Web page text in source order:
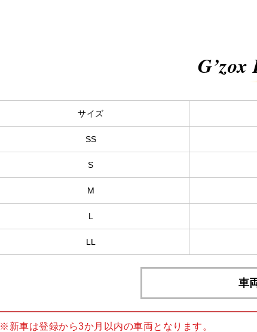
G’zox
サイズ
SS
S
M
L
LL
車
※新⾞は登録から3か月以内の⾞両となります。